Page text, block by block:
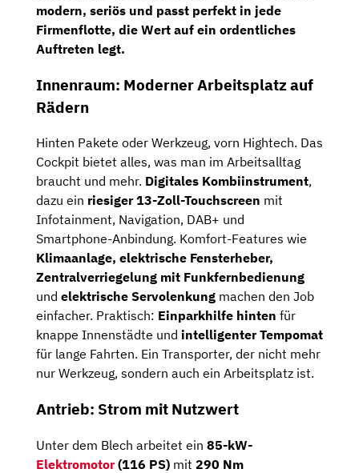
modern, seriös und passt perfekt in jede
Firmenflotte, die Wert auf ein ordentliches
Auftreten legt.
Innenraum: Moderner Arbeitsplatz auf
Rädern
Hinten Pakete oder Werkzeug, vorn Hightech. Das
Cockpit bietet alles, was man im Arbeitsalltag
braucht und mehr. Digitales Kombiinstrument,
dazu ein riesiger 13-Zoll-Touchscreen mit
Infotainment, Navigation, DAB+ und
Smartphone-Anbindung. Komfort-Features wie
Klimaanlage, elektrische Fensterheber,
Zentralverriegelung mit Funkfernbedienung
und elektrische Servolenkung machen den Job
einfacher. Praktisch: Einparkhilfe hinten für
knappe Innenstädte und intelligenter Tempomat
für lange Fahrten. Ein Transporter, der nicht mehr
nur Werkzeug, sondern auch ein Arbeitsplatz ist.
Antrieb: Strom mit Nutzwert
Unter dem Blech arbeitet ein 85-kW-
Elektromotor(116 PS) mit 290 Nm